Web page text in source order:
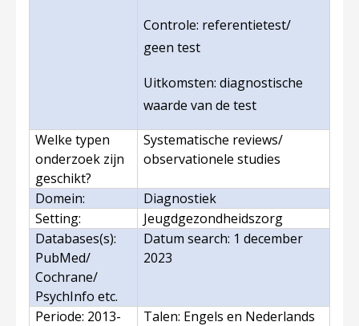
Controle: referentietest/
geen test
Uitkomsten: diagnostische
waarde van de test
Welke typen
onderzoek zijn
geschikt?
Systematische reviews/
observationele studies
Domein:
Diagnostiek
Setting:
Jeugdgezondheidszorg
Databases(s):
PubMed/
Cochrane/
PsychInfo etc.
Datum search: 1 december
2023
Periode: 2013-
Talen: Engels en Nederlands